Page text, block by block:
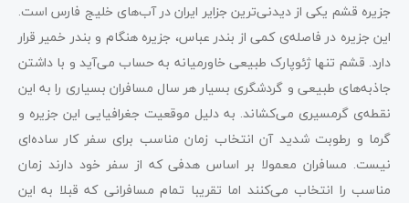
جزیره‌ قشم یکی از دیدنی‌ترین جزایر ایران در آب‌های خلیج فارس است.
این جزیره در فاصله‌ی کمی از بندر عباس، جزیره‌ هنگام و بندر خمیر قرار
دارد. قشم تنها ژئوپارک طبیعی خاورمیانه به حساب می‌آید و با داشتن
جاذبه‌های طبیعی و گردشگری بسیار هر سال مسافران بسیاری را به این
نقطه‌ی گرمسیری می‌کشاند. به دلیل موقعیت جغرافیایی این جزیره و
گرما و رطوبت شدید آن انتخاب زمان مناسب برای سفر کار ساده‌ای
نیست. مسافران معمولا بر اساس هدفی که از سفر خود دارند زمان
مناسب را انتخاب می‌کنند اما تقریبا تمام مسافرانی که قبلا به این